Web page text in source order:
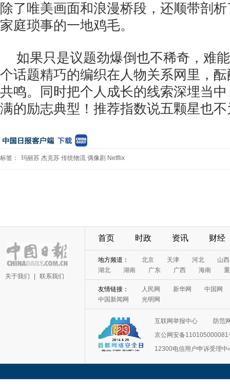
除了唯美画面和浪漫桥段，还顺带剖
家庭琐事的一地鸡毛。
如果只是议题劲爆倒也不稀奇，难
个话题精巧的编织在人物关系网里，
共鸣。同时把个人成长的线索深埋当
满的励志典型！推荐指数说五颗星也
标签： 玛丽苏 杰克苏 传统物流 偶像剧 Netflix
关于我们 联系我们
首页 时政 资讯 财经
地方频道： 北京 天津 河北
山西
湖北
湖南 广东 广西 海南
友情链接： 人民网 新华网
中国网
中国新闻网
光明网
互联网举报中心
防范
京公网安备110105000081
12300电信用户申诉受理中